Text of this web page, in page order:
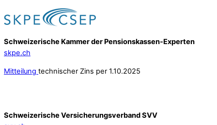
Schweizerische Kammer der Pensionskassen-Experten
skpe.ch
Mitteilung technischer Zins per 1.10.2025
Schweizerische Versicherungsverband SVV